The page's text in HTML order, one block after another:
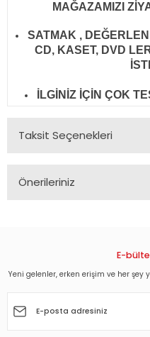
MAĞAZAMIZI
SATMAK ,
CD, KASET, DVD
İLGİNİZ İÇİN ÇOK
Taksit Seçenekleri
Önerileriniz
Görüş ve önerileriniz için
Ürün açıklamasında eksik
E-
Yeni gelenler, erken erişim ve her